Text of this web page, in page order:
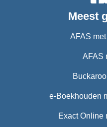
Meest
AFAS
AFAS
e-Boekhouden
Exact Online